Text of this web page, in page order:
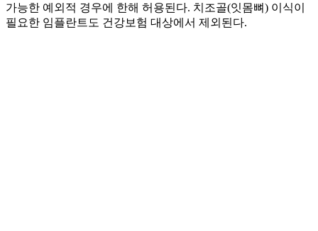
가능한 예외적 경우에 한해 허용된다. 치조골(잇몸뼈) 이식이
필요한 임플란트도 건강보험 대상에서 제외된다.